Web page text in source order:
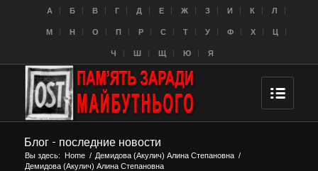
A Б В Г Д Е Ж З И К Л
M Н О П Р С Т У Ф Х Ц
Ч Ш Щ Ю Я
Блог - последние новости
Вы здесь: Home / Демидова (Акулич) Алина Степановна /
Демидова (Акулич) Алина Степановна